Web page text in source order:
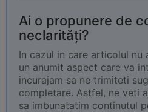
Ai o propunere de
neclarități?
In cazul in care articolul
un anumit aspect care va
incurajam sa ne trimiteti
completare. Astfel, ne veti
sa imbunatatim continutul